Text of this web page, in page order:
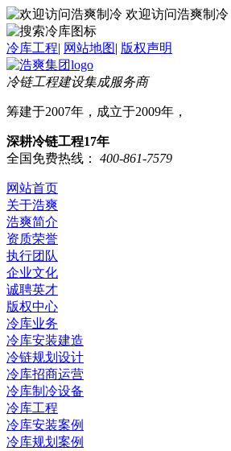
欢迎访问浩爽制冷
冷库工程| 网站地图| 版权声明
冷链工程建设集成服务商
筹建于2007年，成立于2009年，
深耕冷链工程17年
全国免费热线：
400-861-7579
网站首页
关于浩爽
浩爽简介
资质荣誉
执行团队
企业文化
诚聘英才
版权中心
冷库业务
冷库安装建造
冷链规划设计
冷库招商运营
冷库制冷设备
冷库工程
冷库安装案例
冷库规划案例